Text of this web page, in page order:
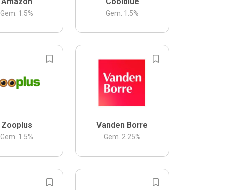
Gem. 1.5% Gem. 1.5%
Zooplus
Gem. 1.5%
Vanden Borre
Gem. 2.25%